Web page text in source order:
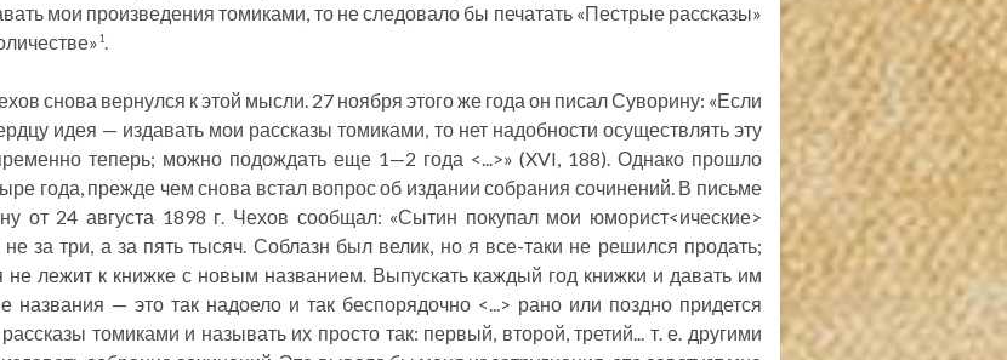
мои произведения томиками, то не следовало бы печатать «Пестрые рассказы»
1.
снова вернулся к этой мысли. 27 ноября этого же года он писал Суворину: «Если
идея — издавать мои рассказы томиками, то нет надобности осуществлять эту
теперь; можно подождать еще 1—2 года <...>» (XVI, 188). Однако прошло
года, прежде чем снова встал вопрос об издании собрания сочинений. В письме
от 24 августа 1898 г. Чехов сообщал: «Сытин покупал мои юморист<ические>
не за три, а за пять тысяч. Соблазн был велик, но я все-таки не решился продать;
лежит к книжке с новым названием. Выпускать каждый год книжки и давать им
названия — это так надоело и так беспорядочно <...> рано или поздно придется
томиками и называть их просто так: первый, второй, третий... т. е. другими